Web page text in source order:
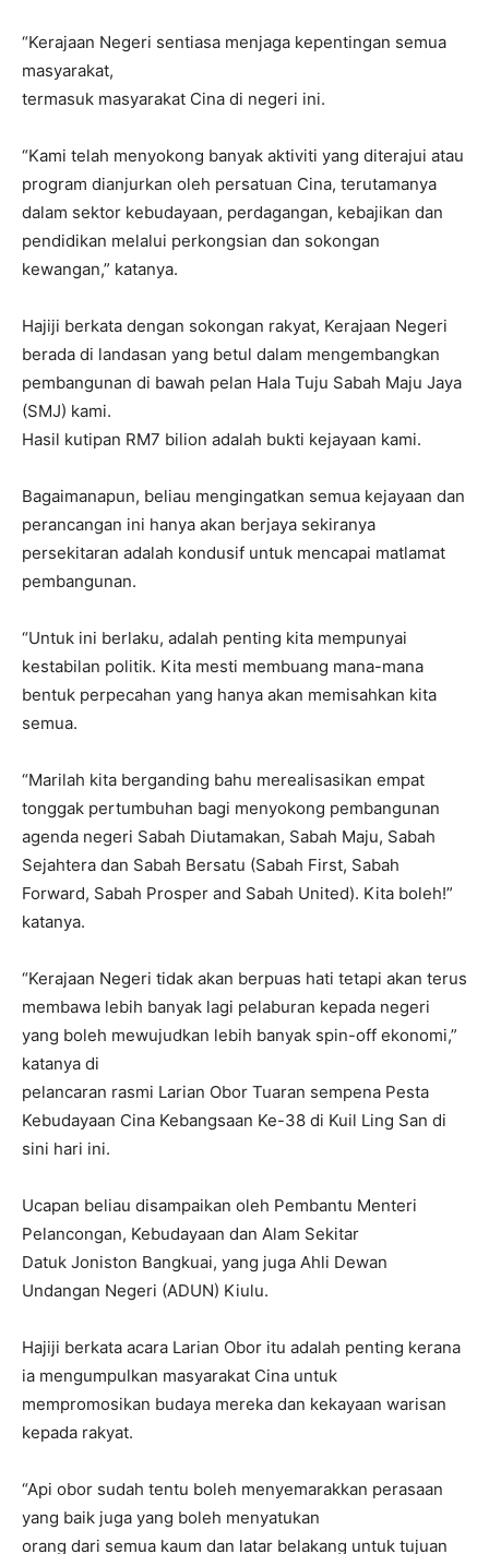
“Kerajaan Negeri sentiasa menjaga kepentingan semua
masyarakat,
termasuk masyarakat Cina di negeri ini.
“Kami telah menyokong banyak aktiviti yang diterajui atau
program dianjurkan oleh persatuan Cina, terutamanya
dalam sektor kebudayaan, perdagangan, kebajikan dan
pendidikan melalui perkongsian dan sokongan
kewangan,” katanya.
Hajiji berkata dengan sokongan rakyat, Kerajaan Negeri
berada di landasan yang betul dalam mengembangkan
pembangunan di bawah pelan Hala Tuju Sabah Maju Jaya
(SMJ) kami.
Hasil kutipan RM7 bilion adalah bukti kejayaan kami.
Bagaimanapun, beliau mengingatkan semua kejayaan dan
perancangan ini hanya akan berjaya sekiranya
persekitaran adalah kondusif untuk mencapai matlamat
pembangunan.
“Untuk ini berlaku, adalah penting kita mempunyai
kestabilan politik. Kita mesti membuang mana-mana
bentuk perpecahan yang hanya akan memisahkan kita
semua.
“Marilah kita berganding bahu merealisasikan empat
tonggak pertumbuhan bagi menyokong pembangunan
agenda negeri Sabah Diutamakan, Sabah Maju, Sabah
Sejahtera dan Sabah Bersatu (Sabah First, Sabah
Forward, Sabah Prosper and Sabah United). Kita boleh!”
katanya.
“Kerajaan Negeri tidak akan berpuas hati tetapi akan terus
membawa lebih banyak lagi pelaburan kepada negeri
yang boleh mewujudkan lebih banyak spin-off ekonomi,”
katanya di
pelancaran rasmi Larian Obor Tuaran sempena Pesta
Kebudayaan Cina Kebangsaan Ke-38 di Kuil Ling San di
sini hari ini.
Ucapan beliau disampaikan oleh Pembantu Menteri
Pelancongan, Kebudayaan dan Alam Sekitar
Datuk Joniston Bangkuai, yang juga Ahli Dewan
Undangan Negeri (ADUN) Kiulu.
Hajiji berkata acara Larian Obor itu adalah penting kerana
ia mengumpulkan masyarakat Cina untuk
mempromosikan budaya mereka dan kekayaan warisan
kepada rakyat.
“Api obor sudah tentu boleh menyemarakkan perasaan
yang baik juga yang boleh menyatukan
orang dari semua kaum dan latar belakang untuk tujuan